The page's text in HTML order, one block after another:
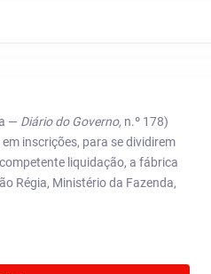
— Diário do Governo, n.º 178)
inscrições, para se dividirem
liquidação, a fábrica
Régia, Ministério da Fazenda,